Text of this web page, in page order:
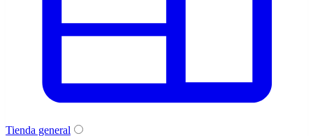
Tienda general